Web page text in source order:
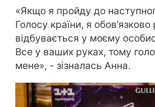
«Якщо я пройду до
Голосу країни, я
відбувається у моєму
Все у ваших руках, тому
мене», - зізналась Анна.